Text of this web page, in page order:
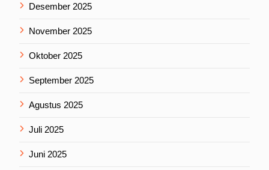
Desember 2025
November 2025
Oktober 2025
September 2025
Agustus 2025
Juli 2025
Juni 2025